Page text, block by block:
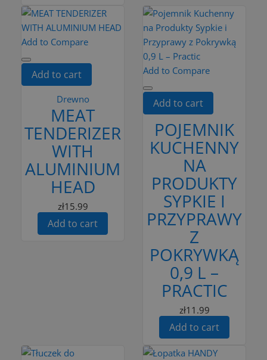
Add to Compare
Add to cart
Drewno
MEAT
TENDERIZER
WITH
ALUMINIUM
HEAD
zł15.99
Add to cart
Add to Compare
Add to cart
POJEMNIK
KUCHENNY
NA
PRODUKTY
SYPKIE I
PRZYPRAWY
Z
POKRYWKĄ
0,9 L –
PRACTIC
zł11.99
Add to cart